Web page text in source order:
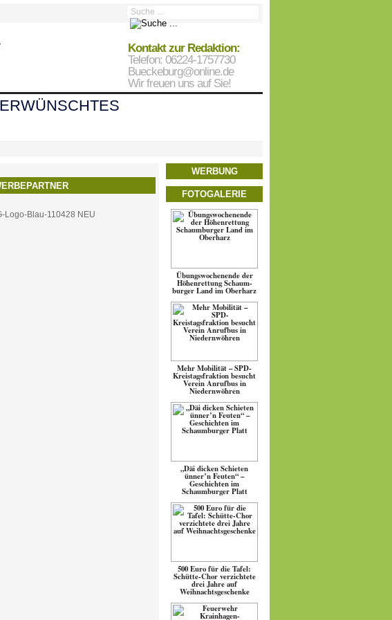
Kontakt zur Redaktion:
Telefon: 06224-1757730
Bueckeburg@online.de
Wir freuen uns auf Sie!
WERBUNG
FOTOGALERIE
Übungs­wo­chen­ende der
Höhen­ret­tung Schaum­
burger Land im Oberharz
Mehr Mobilität – SPD-
Kreistagsfraktion besucht
Verein Anrufbus in
Niedernwöhren
„Däi dicken Schieten
ünner’n Feuten“ –
Geschichten im
Schaumburger Platt
500 Euro für die Tafel:
Schütte-Chor verzichtete
drei Jahre auf
Weihnachtsgeschenke